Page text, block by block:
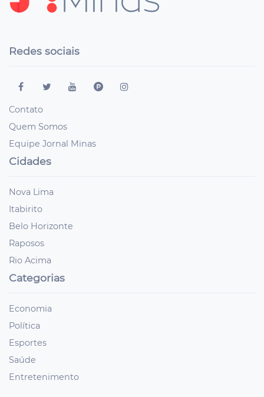
Redes sociais
Contato
Quem Somos
Equipe Jornal Minas
Cidades
Nova Lima
Itabirito
Belo Horizonte
Raposos
Rio Acima
Categorias
Economia
Política
Esportes
Saúde
Entretenimento